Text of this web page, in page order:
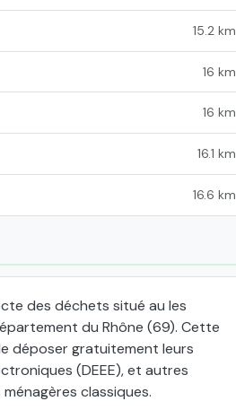
15.2 km
16 km
16 km
16.1 km
16.6 km
des déchets situé au les
du Rhône (69). Cette
déposer gratuitement leurs
(DEEE), et autres
classiques.